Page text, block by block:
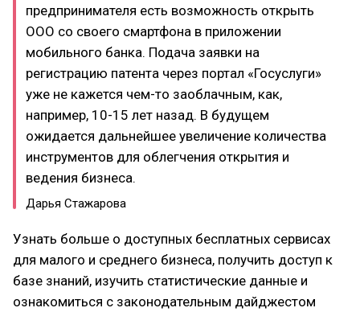
предпринимателя есть возможность открыть
ООО со своего смартфона в приложении
мобильного банка. Подача заявки на
регистрацию патента через портал «Госуслуги»
уже не кажется чем-то заоблачным, как,
например, 10-15 лет назад. В будущем
ожидается дальнейшее увеличение количества
инструментов для облегчения открытия и
ведения бизнеса.
Дарья Стажарова
Узнать больше о доступных бесплатных сервисах
для малого и среднего бизнеса, получить доступ к
базе знаний, изучить статистические данные и
ознакомиться с законодательным дайджестом